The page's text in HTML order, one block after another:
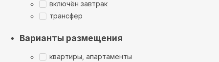
включён завтрак
трансфер
Варианты размещения
квартиры, апартаменты